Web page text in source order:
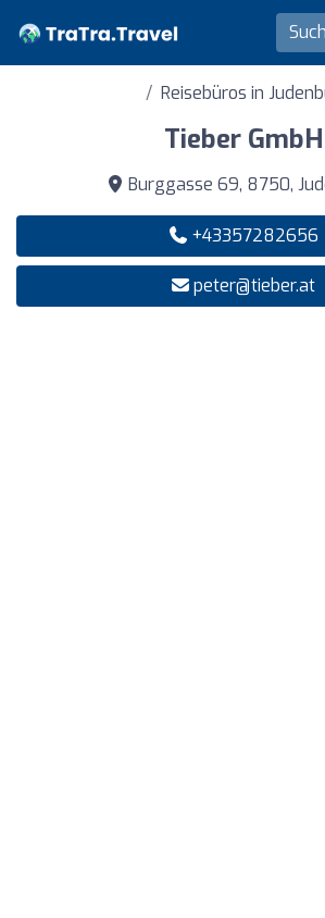
Reisebüros in
Tieber GmbH
Burggasse 69, 8750,
+43357282656
peter@tieber.at